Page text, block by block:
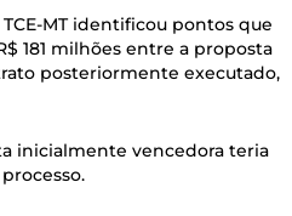
MT identificou pontos que
181 milhões entre a proposta
posteriormente executado,
inicialmente vencedora teria